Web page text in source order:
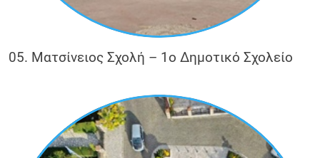
05. Ματσίνειος Σχολή – 1o Δημοτικό Σχολείο